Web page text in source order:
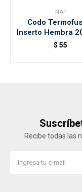
NAF
Codo
Inserto Hembra
1/2" Naf
$ 55
Recibe todas las